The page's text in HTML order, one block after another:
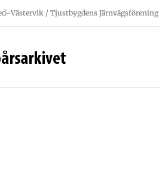
/ Tjustbygdens Järnvägsförening